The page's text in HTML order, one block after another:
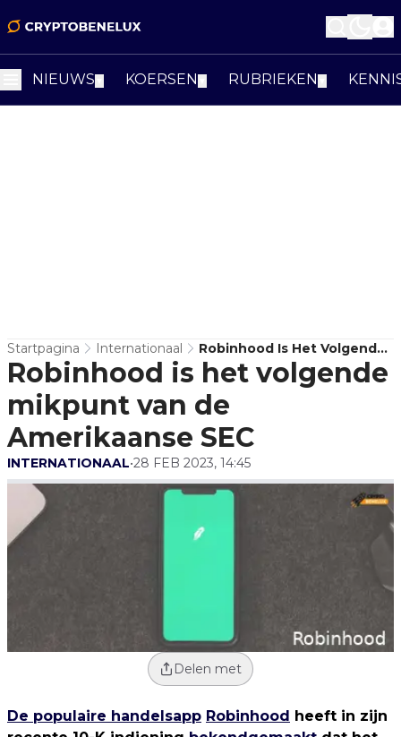
NIEUWS KOERSEN RUBRIEKEN
Startpagina Internationaal
Robinhood Is Het Volgende
Mikpunt Van De
Amerikaanse SEC
Robinhood is het volgende
mikpunt van de
Amerikaanse SEC
INTERNATIONAAL•28 FEB 2023, 14:45
Delen met
De populaire handelsapp Robinhood heeft in zijn